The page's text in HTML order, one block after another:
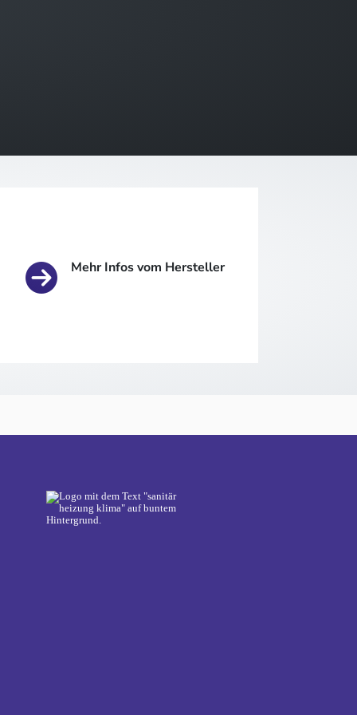
Mehr Infos vom Hersteller